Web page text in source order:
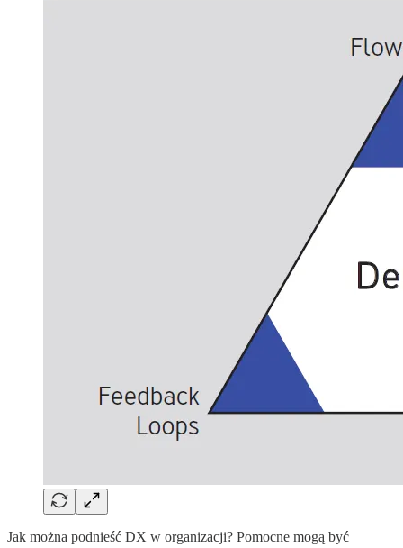
Jak można podnieść DX w organizacji? Pomocne mogą być